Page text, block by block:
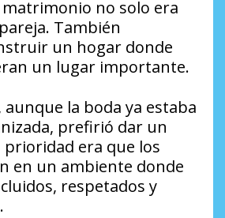
matrimonio no solo era
También
un hogar donde
un lugar importante.
aunque la boda ya estaba
prefirió dar un
prioridad era que los
en un ambiente donde
respetados y